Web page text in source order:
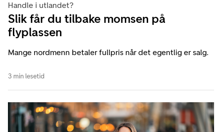
Handle i utlandet?
Slik får du tilbake momsen på
flyplassen
Mange nordmenn betaler fullpris når det egentlig er salg.
3 min lesetid